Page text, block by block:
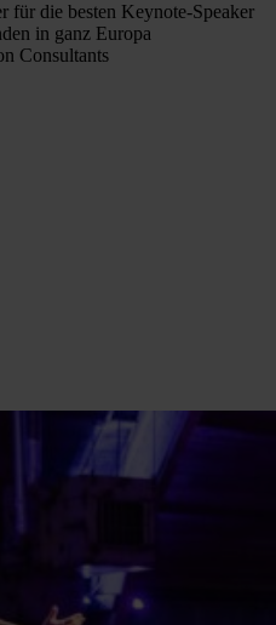
für die besten Keynote-Speaker
in ganz Europa
Consultants